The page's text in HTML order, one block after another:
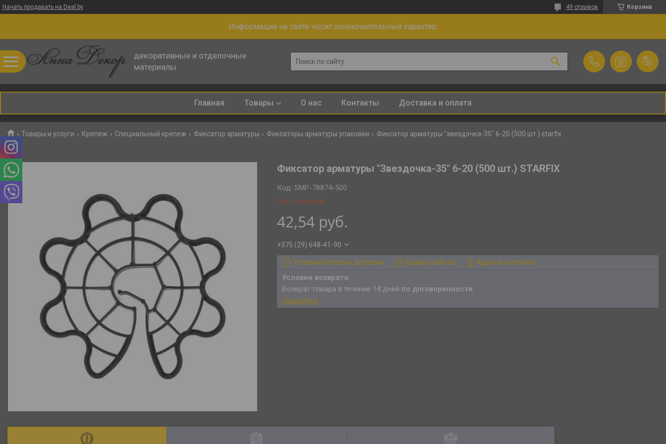
Начать продавать на Deal.by Корзина
49 отзывов
Информация на сайте носит ознакомительный характер.
декоративные и отделочные
материалы
Главная Товары О нас Контакты Доставка и оплата
Товары и услуги Крепеж Специальный крепеж Фиксатор арматуры Фиксаторы арматуры упаковки Фиксатор арматуры "звездочка-35" 6-20 (500 шт.) starfix
Фиксатор арматуры "Звездочка-35" 6-20 (500 шт.) STARFIX
Нет в наличии
Код:SMP-78874-500
42,54 руб.
+375 (29) 648-41-90
Условия оплаты и доставки График работы Адрес и контакты
возврат товара в течение 14 дней по договоренности
Подробнее